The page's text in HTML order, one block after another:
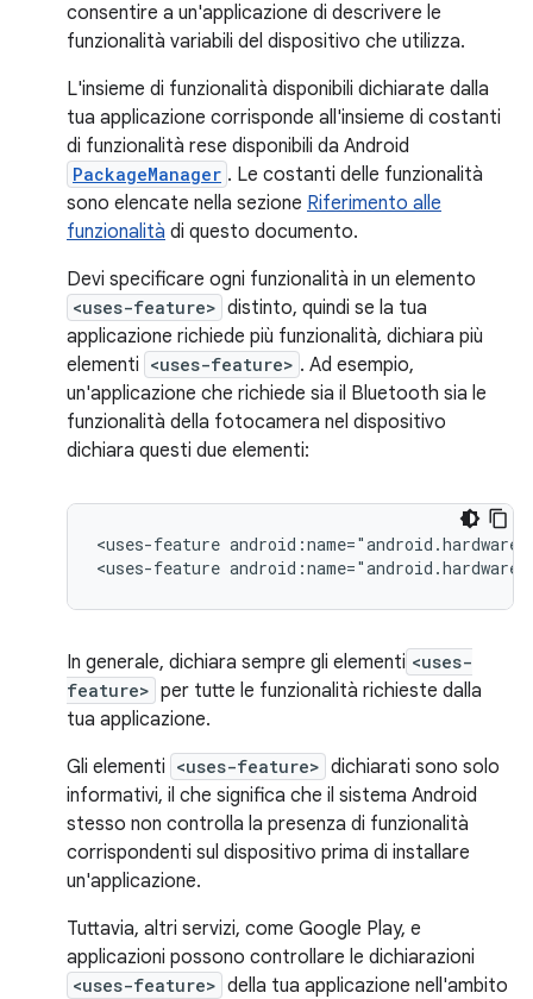
consentire a un'applicazione di descrivere le
funzionalità variabili del dispositivo che utilizza.
L'insieme di funzionalità disponibili dichiarate dalla
tua applicazione corrisponde all'insieme di costanti
di funzionalità rese disponibili da Android
PackageManager . Le costanti delle funzionalità
sono elencate nella sezione Riferimento alle
funzionalità di questo documento.
Devi specificare ogni funzionalità in un elemento
<uses-feature> distinto, quindi se la tua
applicazione richiede più funzionalità, dichiara più
elementi <uses-feature> . Ad esempio,
un'applicazione che richiede sia il Bluetooth sia le
funzionalità della fotocamera nel dispositivo
dichiara questi due elementi:
<uses-feature
<uses-feature
In generale, dichiara sempre gli elementi <uses-
feature> per tutte le funzionalità richieste dalla
tua applicazione.
Gli elementi <uses-feature> dichiarati sono solo
informativi, il che significa che il sistema Android
stesso non controlla la presenza di funzionalità
corrispondenti sul dispositivo prima di installare
un'applicazione.
Tuttavia, altri servizi, come Google Play, e
applicazioni possono controllare le dichiarazioni
<uses-feature> della tua applicazione nell'ambito